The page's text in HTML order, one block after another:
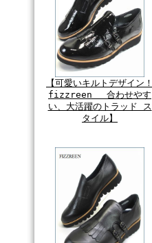
【可愛いキルトデザイン！
fizzreen 合わせやす
い、大活躍のトラッド ス
タイル】